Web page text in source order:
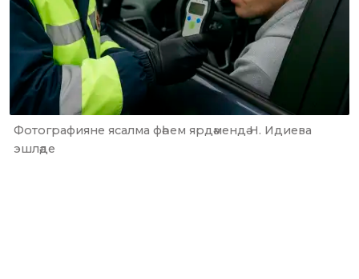
Фотографияне ясалма фәһем ярдәмендә Н. Идиева
эшләде